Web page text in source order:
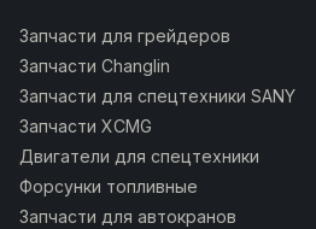
Запчасти для грейдеров
Запчасти Changlin
Запчасти для спецтехники SANY
Запчасти XCMG
Двигатели для спецтехники
Форсунки топливные
Запчасти для автокранов